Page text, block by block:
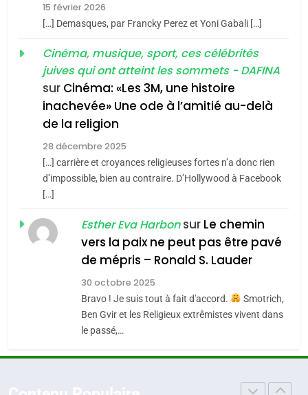
«Tu dis génocide, je dis
guerre»: La nouvelle
chanson de Boy George
ISRAÉL JUDAISME
Accords d’Isaac:
l’alliance pourrait
s’étendre à 13 pays
d’Amérique latine
ISRAÉL JUDAISME
2025, l’année la plus
meurtrière selon le
15 février 2026
[…] Demasques, par Francky Perez et Yoni Gabali […]
Cinéma, musique, sport, ces célébrités
juives qui ont atteint les sommets - DAFINA
sur Cinéma: «Les 3M, une histoire
inachevée» Une ode à l’amitié au-delà
de la religion
28 décembre 2025
[…] carrière et croyances religieuses fortes n’a donc rien
d’impossible, bien au contraire. D’Hollywood à Facebook
[…]
Esther Eva Harbonsur Le chemin
vers la paix ne peut pas être pavé
de mépris – Ronald S. Lauder
30 octobre 2025
Bravo ! Je suis tout à fait d'accord.
Smotrich,
Ben Gvir et les Religieux extrêmistes vivent dans
le passé,…
meurtrière selon le rapport
l’antisémitisme
FIÈRE, DIGNE ET RÉSILIENTE :
POURQUOI JE REVENDIQUE
MA JUDAÏTE par Thérèse
Zrihen-Dvir
ISRAÉL
CE QUI NOUS MANQUE –
JUDAISME
Maroc : Les amandes de
Tafraout, le miel de Tadla
Azilal consacrés produits
du terroir
DAFINA MAROC
Oeil ravageur – Vanessa De